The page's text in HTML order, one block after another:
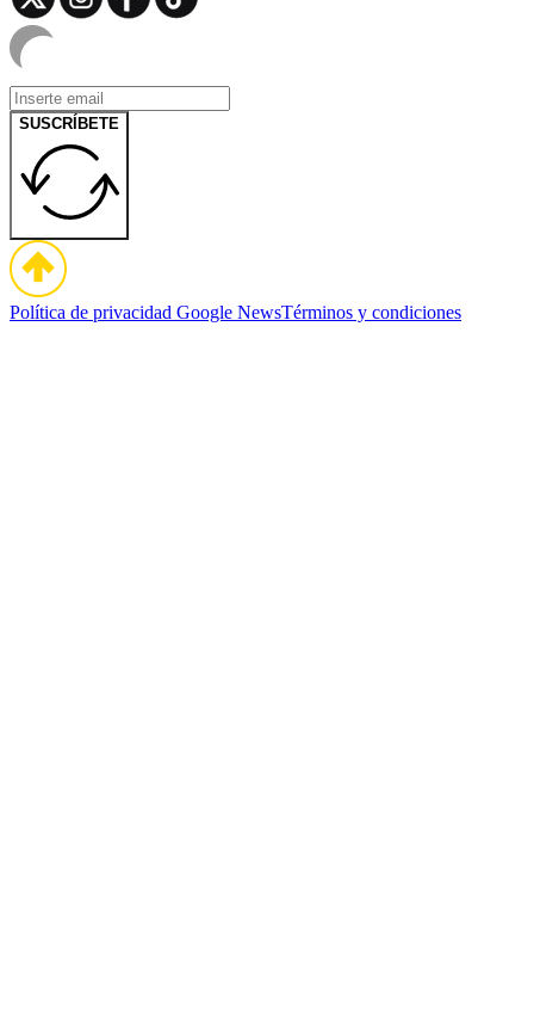
SUSCRÍBETE
Política de privacidad Google NewsTérminos y condiciones